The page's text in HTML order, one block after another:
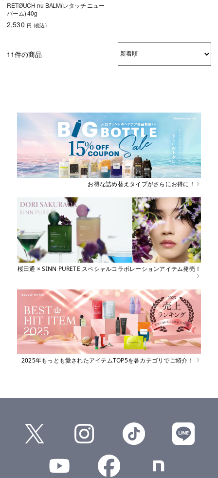
RETØUCH nu BALM(レタッチ ニュー
バーム) 40g
2,530 円 (税込)
11件の商品
お得な詰め替えタイプがさらにお得に！
桜田通 × SINN PURETE スペシャルコラボレーションアイテム発売！
2025年もっとも愛されたアイテムTOP5を各カテゴリでご紹介！